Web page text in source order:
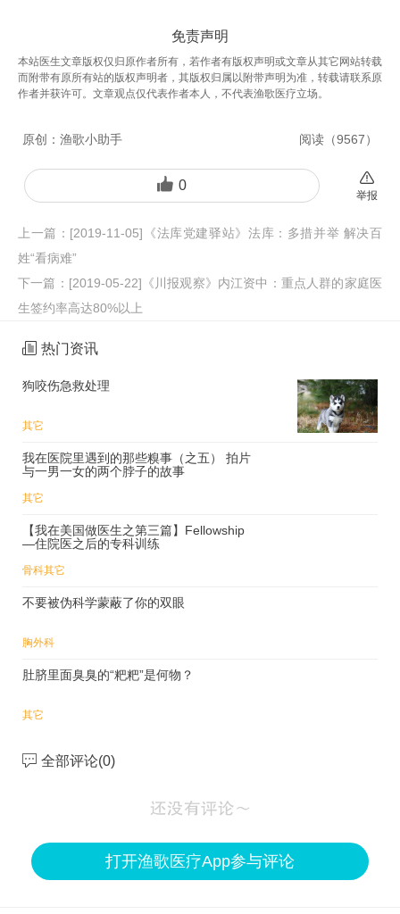
免责声明
本站医生文章版权仅归原作者所有，若作者有版权声明或文章从其它网站转载
而附带有原所有站的版权声明者，其版权归属以附带声明为准，转载请联系原
作者并获许可。文章观点仅代表作者本人，不代表渔歌医疗立场。
原创： 渔歌小助手 阅读（9567）
0
举报
上一篇： [2019-11-05]《法库党建驿站》法库：多措并举 解决百
姓“看病难”
下一篇： [2019-05-22]《川报观察》内江资中：重点人群的家庭医
生签约率高达80%以上
热门资讯
狗咬伤急救处理
其它
我在医院里遇到的那些糗事（之五） 拍片
与一男一女的两个脖子的故事
其它
【我在美国做医生之第三篇】Fellowship
—住院医之后的专科训练
骨科其它
不要被伪科学蒙蔽了你的双眼
胸外科
肚脐里面臭臭的“粑粑”是何物？
其它
全部评论(0)
打开渔歌医疗App参与评论